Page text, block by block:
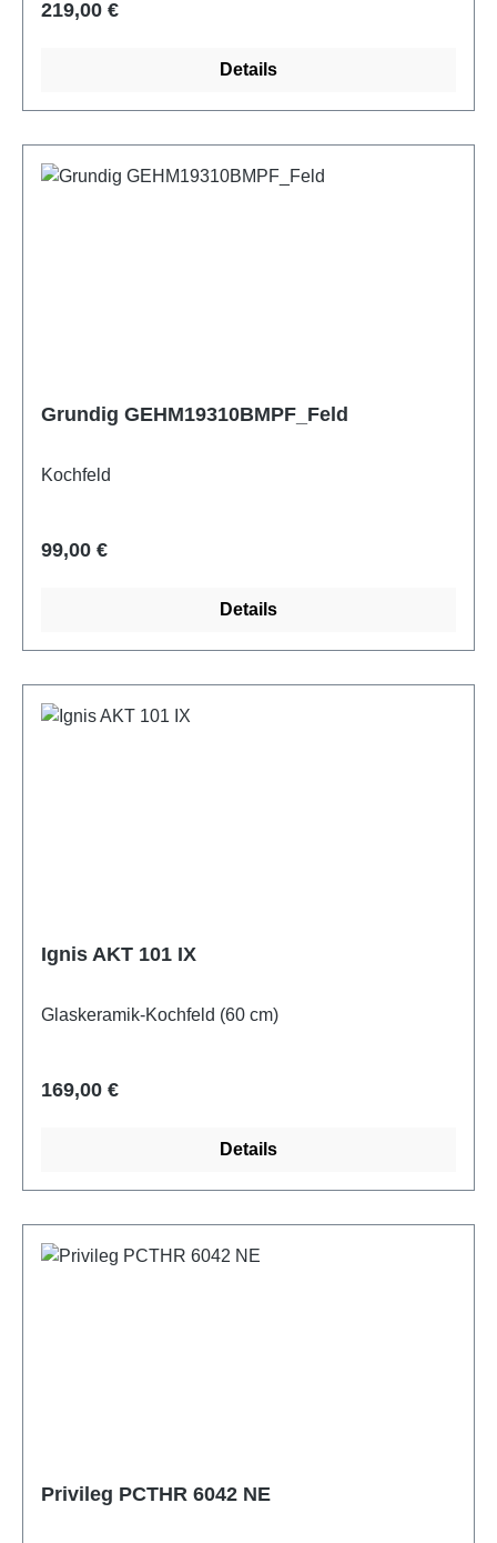
Regulärer Preis:
219,00 €
Details
Grundig GEHM19310BMPF_Feld
Kochfeld
Regulärer Preis:
99,00 €
Details
Ignis AKT 101 IX
Glaskeramik-Kochfeld (60 cm)
Regulärer Preis:
169,00 €
Details
Privileg PCTHR 6042 NE